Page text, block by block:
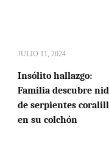
JULIO 11, 2024
Insólito hallazgo:
Familia descubre
de serpientes
en su colchón